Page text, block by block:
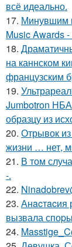
всё идеально.
17. Минувшим
Music Awards
18.
на каннском
французским
19.
Jumbotron
образцу из
20. Отрывок
жизни … нет,
21. В том
-.
22.
23. Анacтacия
вызвала
24.